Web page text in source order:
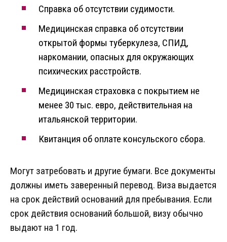
Справка об отсутствии судимости.
Медицинская справка об отсутствии
открытой формы туберкулеза, СПИД,
наркомании, опасных для окружающих
психических расстройств.
Медицинская страховка с покрытием не
менее 30 тыс. евро, действительная на
итальянской территории.
Квитанция об оплате консульского сбора.
Могут затребовать и другие бумаги. Все документы
должны иметь заверенный перевод. Виза выдается
на срок действий оснований для пребывания. Если
срок действия оснований большой, визу обычно
выдают на 1 год.